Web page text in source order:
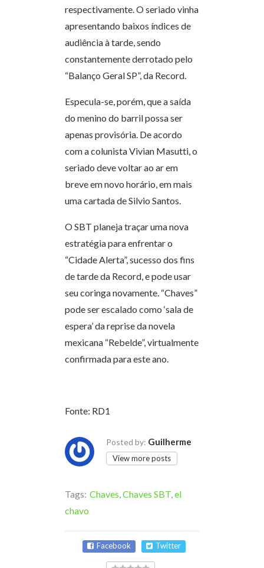
respectivamente. O seriado vinha
apresentando baixos índices de
audiência à tarde, sendo
constantemente derrotado pelo
“Balanço Geral SP”, da Record.
Especula-se, porém, que a saída
do menino do barril possa ser
apenas provisória. De acordo
com a colunista Vivian Masutti, o
seriado deve voltar ao ar em
breve em novo horário, em mais
uma cartada de Silvio Santos.
O SBT planeja traçar uma nova
estratégia para enfrentar o
“Cidade Alerta”, sucesso dos fins
de tarde da Record, e pode usar
seu coringa novamente. “Chaves”
pode ser escalado como ‘sala de
espera’ da reprise da novela
mexicana “Rebelde”, virtualmente
confirmada para este ano.
Fonte: RD1
Posted by: Guilherme
View more posts
Tags: Chaves,Chaves SBT,el
chavo
Facebook Twitter